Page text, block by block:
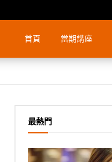
首頁 當期講座
最熱門